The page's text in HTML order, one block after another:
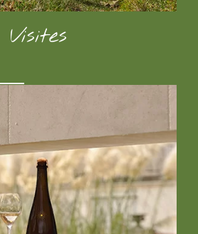
Visites
En savoir plus